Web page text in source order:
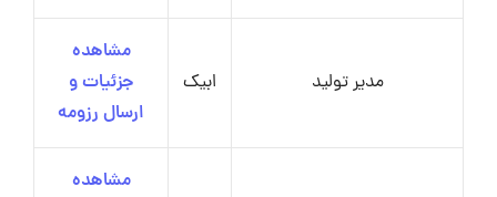
مدیر تولید ابیک
مشاهده
جزئیات و
ارسال رزومه
مشاهده